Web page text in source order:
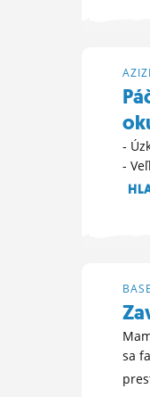
AZIZI
-
-
sa